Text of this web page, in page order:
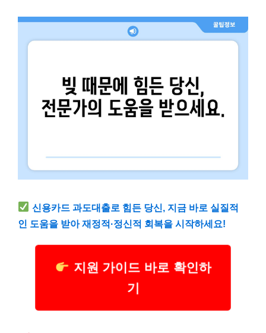
신용카드 과도대출로 힘든 당신, 지금 바로 실질적
인 도움을 받아 재정적·정신적 회복을 시작하세요!
지원 가이드 바로 확인하
기